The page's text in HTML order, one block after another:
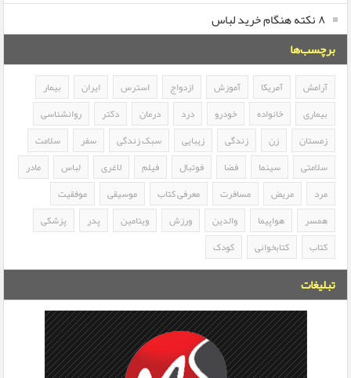
۸ نکته هنگام خرید لباس
برچسب‌ها
آرامش آمریکا آموزش ازدواج استرس ایران
بیمار
بیماری
خانواده خودرو درد درمان دکتر
روانشناسی
زمستان
زن زندگی زیبایی سبک زندگی سفر
سلامت
سلامتی
سینما فضا فوتبال فیلم لاغری لباس
مادر
مرد
مریض مسافرت معرفی کتاب موسیقی
موفقیت
همسر
هواپیما والدین ورزش ویتامین پدر
پزشکی
کتاب
کتابخوانی کودک
تبلیغات